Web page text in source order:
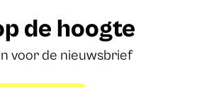
de hoogte
voor de nieuwsbrief